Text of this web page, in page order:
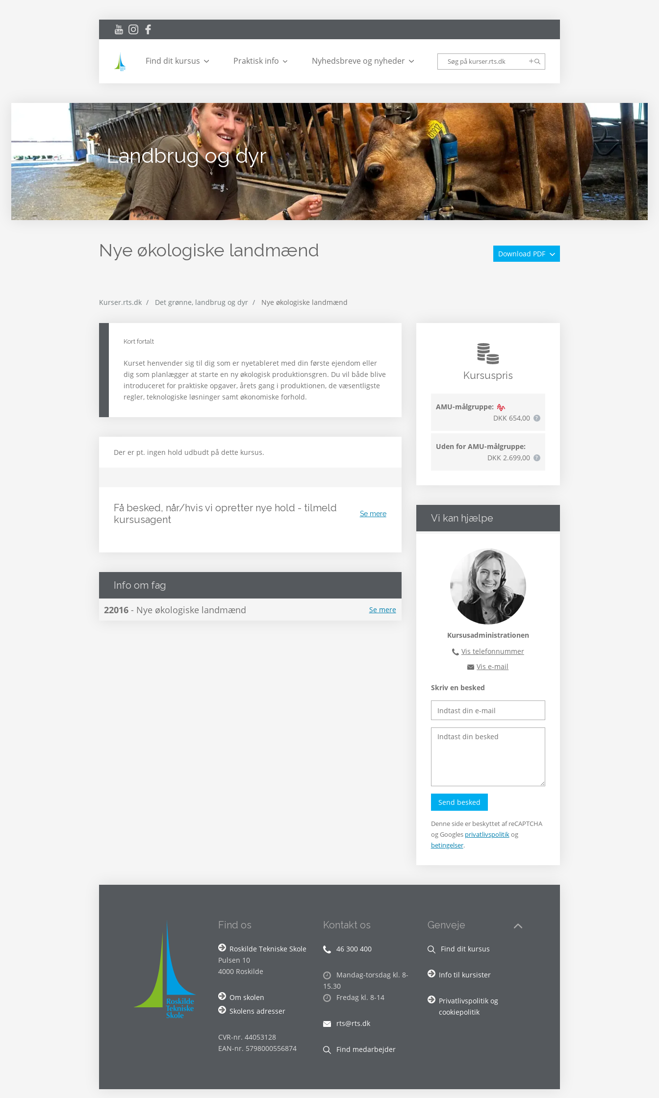
Find dit kursus Praktisk info Nyhedsbreve og nyheder
Landbrug og dyr
Nye økologiske landmænd Download PDF
Kurser.rts.dk Det grønne, landbrug og dyr Nye økologiske landmænd
Kort fortalt
Kurset henvender sig til dig som er nyetableret med din første ejendom eller
dig som planlægger at starte en ny økologisk produktionsgren. Du vil både blive
introduceret for praktiske opgaver, årets gang i produktionen, de væsentligste
regler, teknologiske løsninger samt økonomiske forhold.
Der er pt. ingen hold udbudt på dette kursus.
Få besked, når/hvis vi opretter nye hold - tilmeld
kursusagent
Se mere
Info om fag
22016 - Nye økologiske landmænd Se mere
Kursuspris
AMU-målgruppe:
DKK 654,00
Uden for AMU-målgruppe:
DKK 2.699,00
Vi kan hjælpe
Kursusadministrationen
Vis telefonnummer
46300400
Vis e-mail
rts@rts.dk
Skriv en besked
Send besked
Denne side er beskyttet af reCAPTCHA
og Googles privatlivspolitikog
betingelser.
Find os
Roskilde Tekniske Skole
Pulsen 10
4000 Roskilde
Om skolen
Skolens adresser
CVR-nr. 44053128
EAN-nr. 5798000556874
Kontakt os
46 300 400
Mandag-torsdag kl. 8-
15.30
Fredag kl. 8-14
rts@rts.dk
Find medarbejder
Genveje
Find dit kursus
Info til kursister
Privatlivspolitik og
cookiepolitik